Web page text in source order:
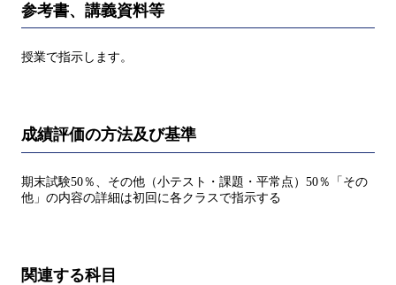
参考書、講義資料等
授業で指示します。
成績評価の方法及び基準
期末試験50％、その他（小テスト・課題・平常点）50％「その
他」の内容の詳細は初回に各クラスで指示する
関連する科目